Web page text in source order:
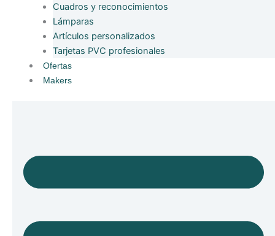
Cuadros y reconocimientos
Lámparas
Artículos personalizados
Tarjetas PVC profesionales
Ofertas
Makers